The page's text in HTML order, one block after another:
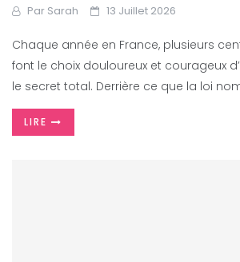
Par Sarah 13 Juillet 2026
Chaque année en France, plusieurs
font le choix douloureux et courageux
le secret total. Derrière ce que la loi
LIRE